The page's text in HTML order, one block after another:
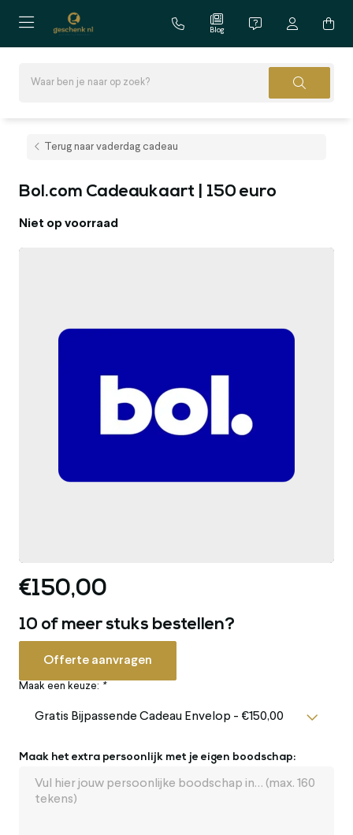
Blog
Terug naar vaderdag cadeau
Bol.com Cadeaukaart | 150 euro
Niet op voorraad
€150,00
10 of meer stuks bestellen?
Offerte aanvragen
Maak een keuze: *
Maak het extra persoonlijk met je eigen boodschap: